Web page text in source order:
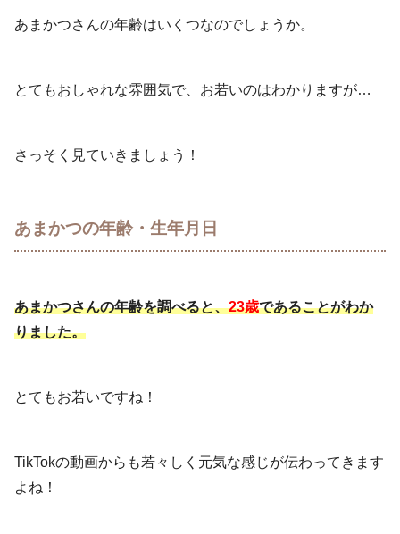
あまかつさんの年齢はいくつなのでしょうか。
とてもおしゃれな雰囲気で、お若いのはわかりますが…
さっそく見ていきましょう！
あまかつの年齢・生年月日
あまかつさんの年齢を調べると、23歳であることがわか
りました。
とてもお若いですね！
TikTokの動画からも若々しく元気な感じが伝わってきます
よね！